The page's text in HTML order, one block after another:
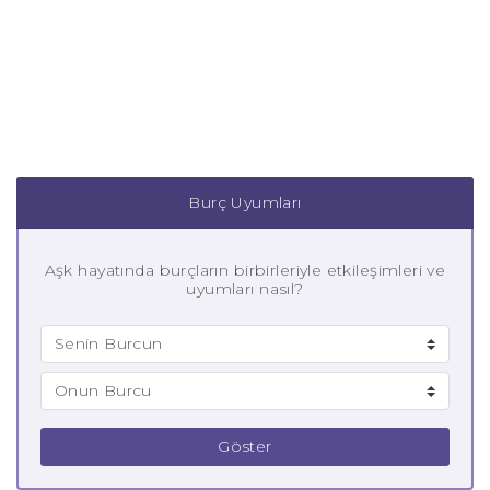
Burç Uyumları
Aşk hayatında burçların birbirleriyle etkileşimleri ve
uyumları nasıl?
Göster